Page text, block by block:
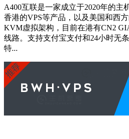
A400互联是一家成立于2020年的主
香港的VPS等产品，以及美国和西
KVM虚拟架构，目前在港有CN2
线路。支持支付宝支付和24小时无
特...